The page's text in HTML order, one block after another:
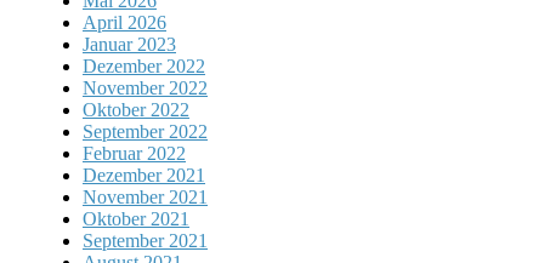
April 2026
Januar 2023
Dezember 2022
November 2022
Oktober 2022
September 2022
Februar 2022
Dezember 2021
November 2021
Oktober 2021
September 2021